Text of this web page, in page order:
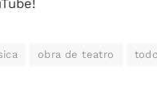
obra de teatro